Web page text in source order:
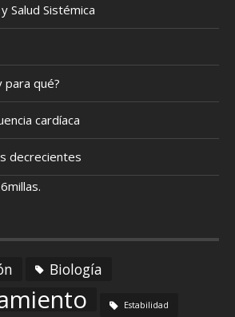
Salud Sistémica
para qué?
cardíaca
decrecientes
Biología
Estabilidad